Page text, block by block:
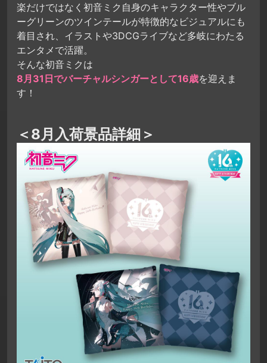
楽だけではなく初音ミク自身のキャラクター性やブル
ーグリーンのツインテールが特徴的なビジュアルにも
着目され、イラストや3DCGライブなど多岐にわたる
エンタメで活躍。
そんな初音ミクは
8月31日でバーチャルシンガーとして16歳を迎えま
す！
＜8月入荷景品詳細＞